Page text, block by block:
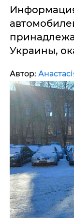
Украины,
Автор: